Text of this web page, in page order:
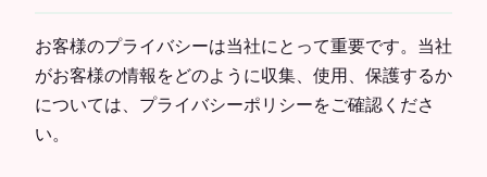
お客様のプライバシーは当社にとって重要です。当社
がお客様の情報をどのように収集、使用、保護するか
については、プライバシーポリシーをご確認くださ
い。